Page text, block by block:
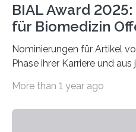
BIAL Award
für Biomedizin
Nominierungen für Artikel
Phase ihrer Karriere und
Leben gerufen, um die
More than 1 year ago